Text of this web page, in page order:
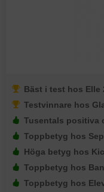
Bäst i test hos Elle
Testvinnare hos
Tusentals positiva
Toppbetyg hos
Höga betyg hos
Toppbetyg hos
Toppbetyg hos